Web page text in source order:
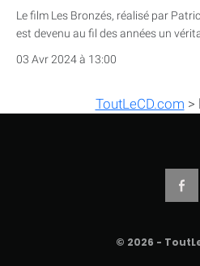
Le film Les Bronzés, réalisé par
est devenu au fil des années un
03 Avr 2024 à 13:00
ToutLeCD.com >
© 2026 -